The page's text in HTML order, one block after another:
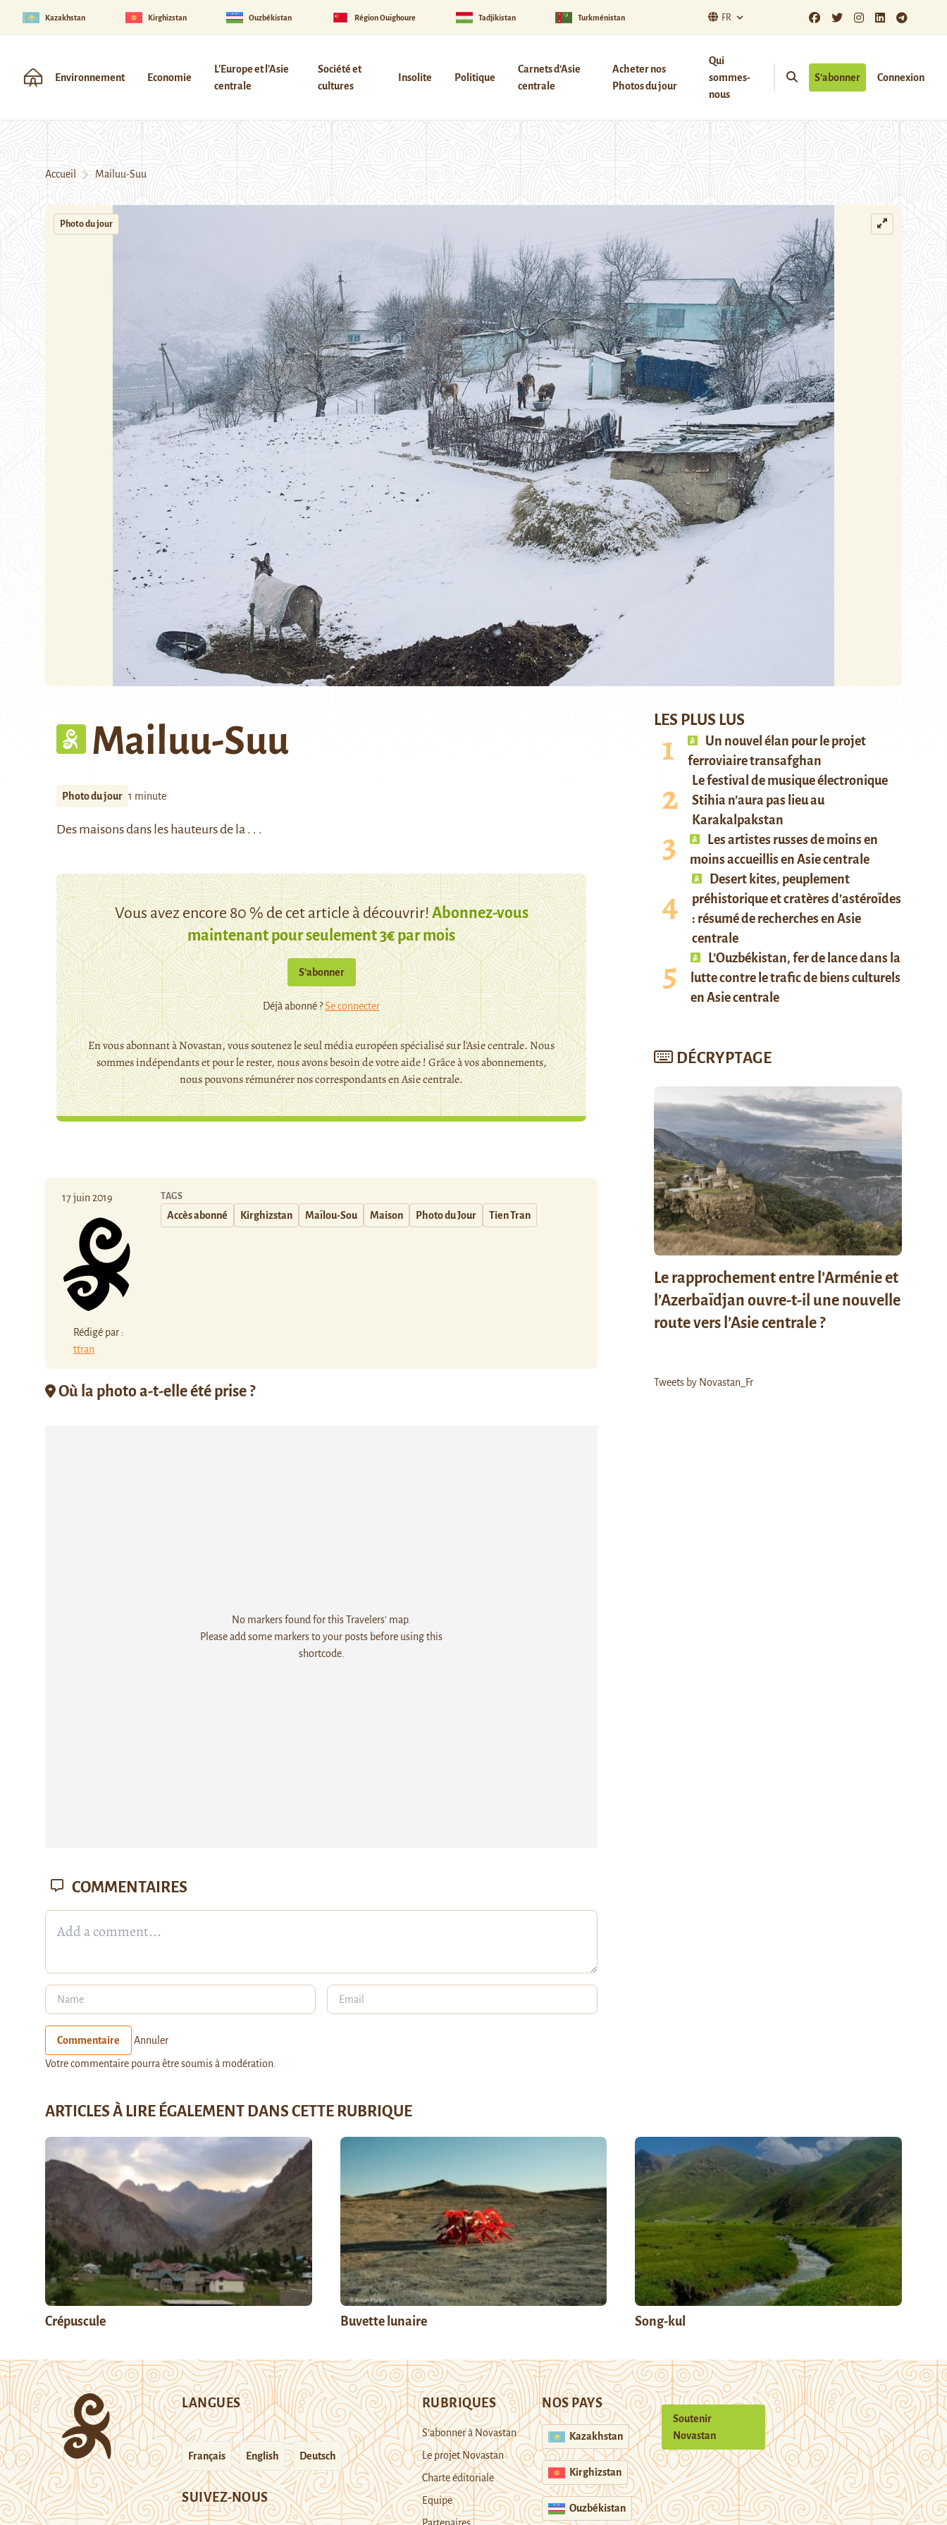
Kazakhstan Kirghizstan Ouzbékistan Région Ouïghoure Tadjikistan Turkménistan FR
Environnement Economie
L'Europe et l'Asie
centrale
Société et
cultures
Insolite Politique
Carnets d’Asie
centrale
Acheter nos
Photos du jour
Qui
sommes-
nous
S’abonner Connexion
Accueil Mailuu-Suu
Photo du jour
Mailuu-Suu
Photo du jour 1 minute
Des maisons dans les hauteurs de la . . .
Vous avez encore 80 % de cet article à découvrir!Abonnez-vous
maintenant pour seulement 3€ par mois
S’abonner
Déjà abonné ?Se connecter
En vous abonnant à Novastan, vous soutenez le seul média européen spécialisé sur l'Asie centrale. Nous
sommes indépendants et pour le rester, nous avons besoin de votre aide ! Grâce à vos abonnements,
nous pouvons rémunérer nos correspondants en Asie centrale.
17 juin 2019
Rédigé par :
ttran
TAGS
Accès abonné Kirghizstan Maïlou-Sou Maison Photo du Jour Tien Tran
Où la photo a-t-elle été prise ?
No markers found for this Travelers' map.
Please add some markers to your posts before using this
shortcode.
LES PLUS LUS
Un nouvel élan pour le projet
ferroviaire transafghan
Le festival de musique électronique
Stihia n’aura pas lieu au
Karakalpakstan
Les artistes russes de moins en
moins accueillis en Asie centrale
Desert kites, peuplement
préhistorique et cratères d’astéroïdes
: résumé de recherches en Asie
centrale
L’Ouzbékistan, fer de lance dans la
lutte contre le trafic de biens culturels
en Asie centrale
DÉCRYPTAGE
Le rapprochement entre l’Arménie et
l’Azerbaïdjan ouvre-t-il une nouvelle
route vers l’Asie centrale ?
Tweets by Novastan_Fr
COMMENTAIRES
Commentaire Annuler
Votre commentaire pourra être soumis à modération.
ARTICLES À LIRE ÉGALEMENT DANS CETTE RUBRIQUE
Crépuscule Buvette lunaire Song-kul
LANGUES
Français English Deutsch
SUIVEZ-NOUS
RUBRIQUES
S’abonner à Novastan
Le projet Novastan
Charte éditoriale
Equipe
Partenaires
NOS PAYS
Kazakhstan
Kirghizstan
Ouzbékistan
Soutenir
Novastan